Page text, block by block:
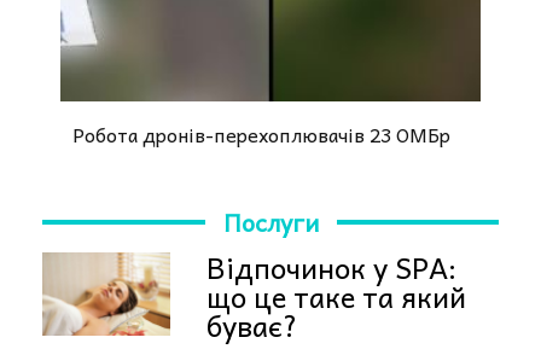
Робота дронів-перехоплювачів 23 ОМБр
Послуги
Відпочинок у SPA:
що це таке та який
буває?